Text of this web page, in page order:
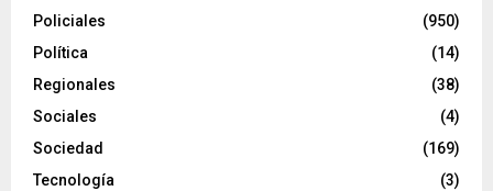
Policiales
(950)
Política
(14)
Regionales
(38)
Sociales
(4)
Sociedad
(169)
Tecnología
(3)